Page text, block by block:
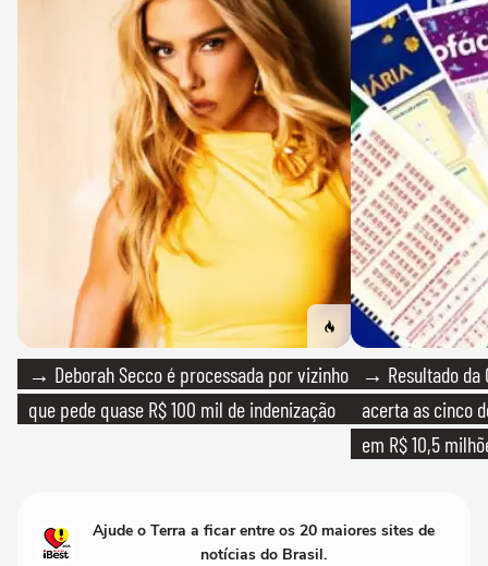
→ Deborah Secco é processada por vizinho
que pede quase R$ 100 mil de indenização
→ Resultado da
acerta as cinco
em R$ 10,5
Ajude o Terra a ficar entre os 20 maiores sites de
notícias do Brasil.